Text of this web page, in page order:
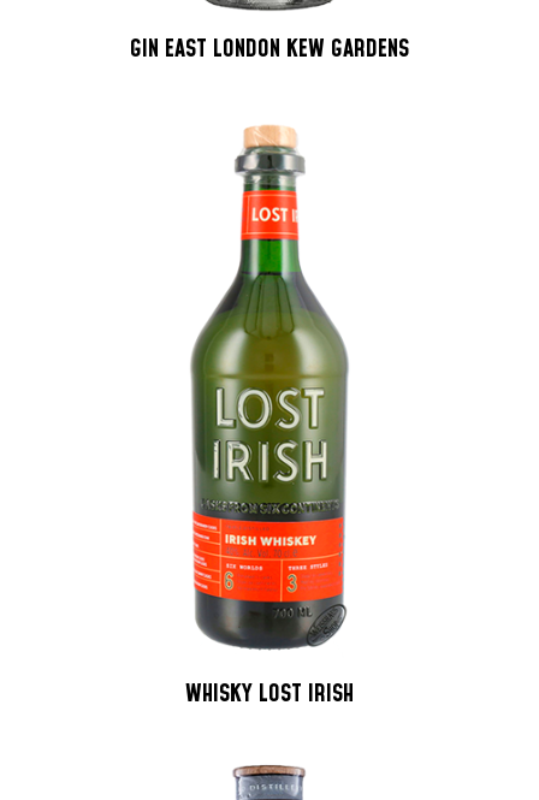
GIN EAST LONDON KEW GARDENS
WHISKY LOST IRISH